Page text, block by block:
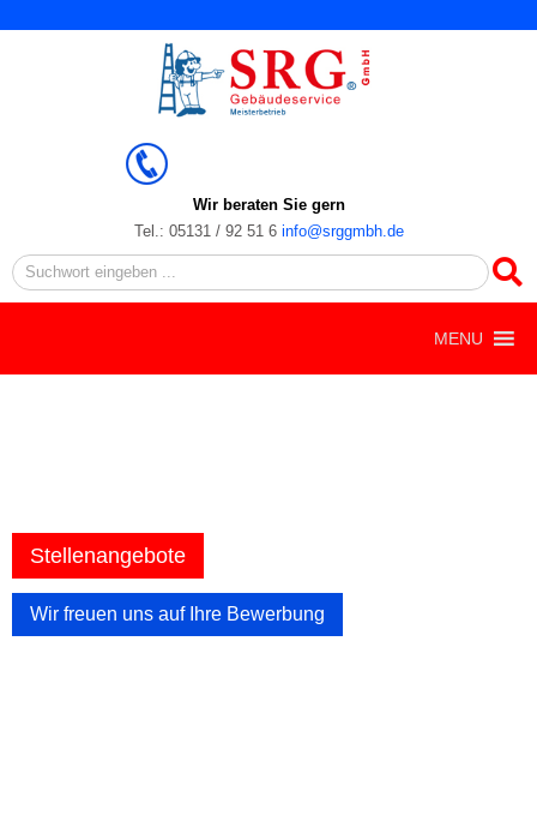
Wir beraten Sie gern
Tel.: 05131 / 92 51 6 info@srggmbh.de
Search
MENU
Stellenangebote
Wir freuen uns auf Ihre Bewerbung